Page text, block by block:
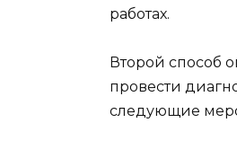
работах.
Второй способ
провести
следующие